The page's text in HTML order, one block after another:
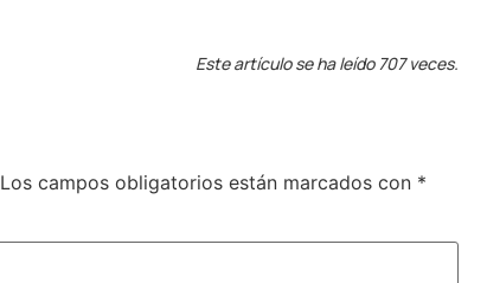
Este artículo se ha leído 707 veces.
Los campos obligatorios están marcados con *